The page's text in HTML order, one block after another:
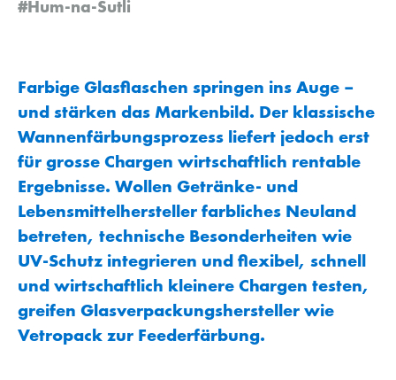
#Hum-na-Sutli
Farbige Glasflaschen springen ins Auge –
und stärken das Markenbild. Der klassische
Wannenfärbungsprozess liefert jedoch erst
für grosse Chargen wirtschaftlich rentable
Ergebnisse. Wollen Getränke- und
Lebensmittelhersteller farbliches Neuland
betreten, technische Besonderheiten wie
UV-Schutz integrieren und flexibel, schnell
und wirtschaftlich kleinere Chargen testen,
greifen Glasverpackungshersteller wie
Vetropack zur Feederfärbung.